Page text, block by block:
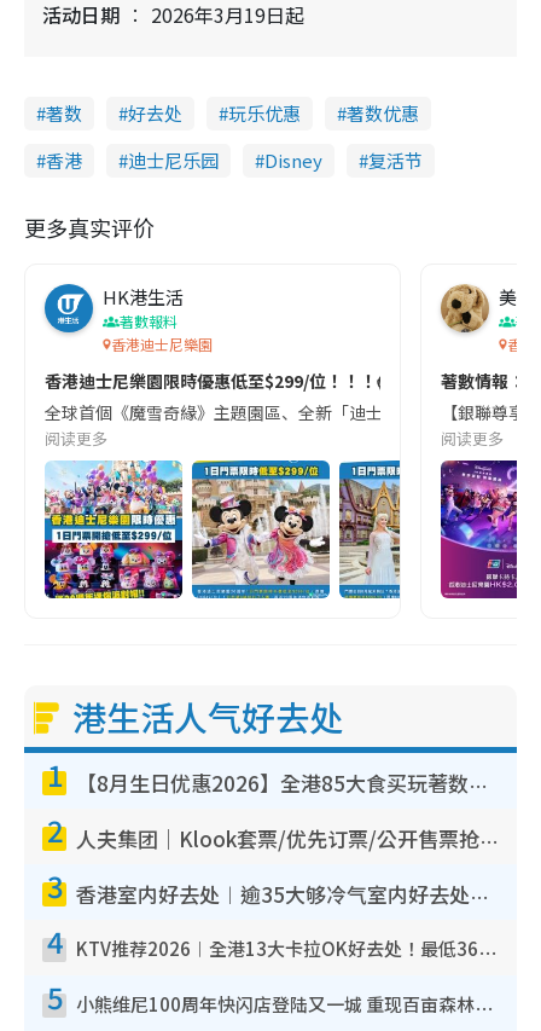
活动日期 2026年3月19日起
著数 好去处 玩乐优惠
著数优惠
香港
迪士尼乐园 Disney 复活节
更多真实评价
HK港生活
著數報料
香港迪士尼樂園
香港迪士尼樂園限時優惠低至$299/位！！！😱😱😱
全球首個《魔雪奇緣》主題園區、全新「迪士尼好友巡遊派對」
阅读更多
美食
著
香港
著數情報：
【銀聯尊
阅读更多
港生活人气好去处
1 【8月生日优惠2026】全港85大食买玩著数攻略 自助餐/火锅放题同行免费＋诚品/DONKI送现金券
2 人夫集团｜Klook套票/优先订票/公开售票抢票攻略！附票价.购票连结.场地座位表
3 香港室内好去处︱逾35大够冷气室内好去处推荐 室内活动免费避雨无惧下雨
4 KTV推荐2026︱全港13大卡拉OK好去处！最低36元起 日语歌都有！(附地址+收费详情)
5 小熊维尼100周年快闪店登陆又一城 重现百亩森林经典场景／独家限定盲盒登场／专属DIY香水